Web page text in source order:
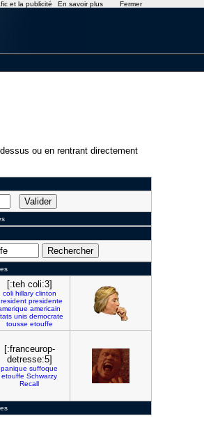
ou en rentrant directement
[:teh coli:3]
coli hillary clinton
presidente
americain
unis democrate
tousse etouffe
[:franceurop-
detresse:5]
panique suffoque
etouffe Schwarzy
Recall
et la publicité En savoir plus Fermer